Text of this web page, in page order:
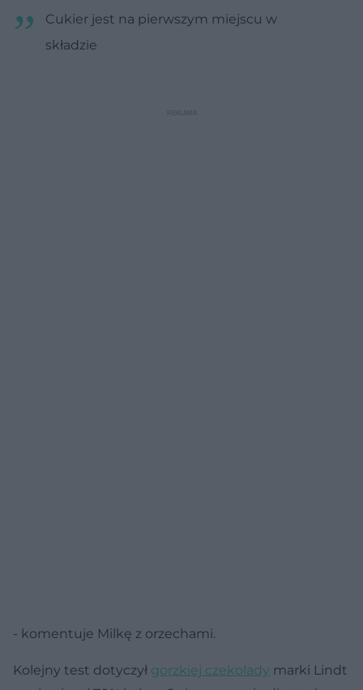
Cukier jest na pierwszym miejscu w
składzie
- komentuje Milkę z orzechami.
Kolejny test dotyczył gorzkiej czekolady marki Lindt